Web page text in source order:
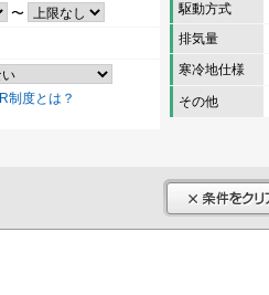
〜
制度とは？
駆動方式
排気量
寒冷地仕様
その他